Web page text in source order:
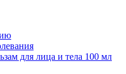
для лица и тела 100 мл